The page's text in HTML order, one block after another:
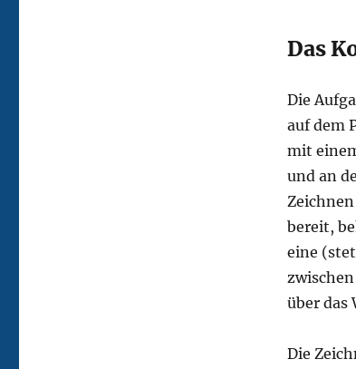
Das
Die
auf dem
mit
und an
bereit,
eine
über das
Die